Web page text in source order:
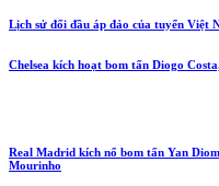
Lịch sử đối đầu áp đảo của tuyển Việt
Chelsea kích hoạt bom tấn Diogo
Real Madrid kích nổ bom tấn Yan
Mourinho